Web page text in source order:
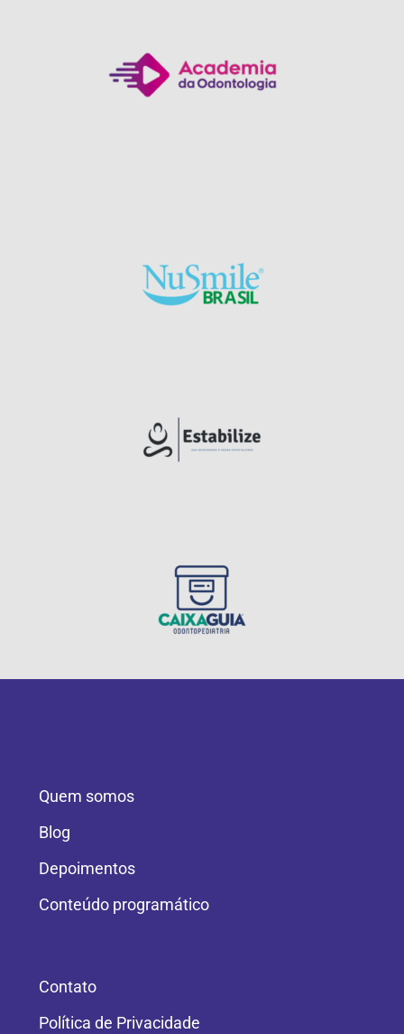
Quem somos
Blog
Depoimentos
Conteúdo programático
Contato
Política de Privacidade